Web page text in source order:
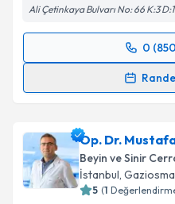
Takvim
Ali Çetinkaya Bulvarı No: 66 K:3
0
Randevu Takvimi
takvim
E-posta Adresiniz
Op. Dr.
Beyin ve Sinir
İstanbul,
5 (1